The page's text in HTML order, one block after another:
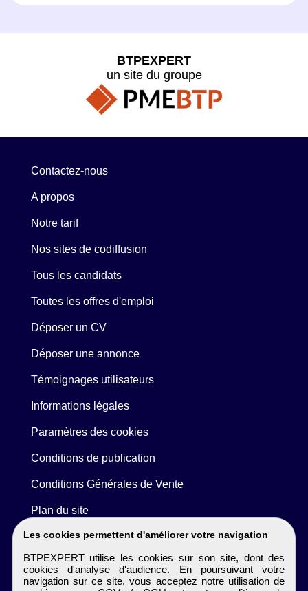
Les cookies permettent d'améliorer votre navigation
BTPEXPERT utilise les cookies sur son site, dont des
cookies d'analyse d'audience. En poursuivant votre
navigation sur ce site, vous acceptez notre utilisation de
BTPEXPERT
un site du groupe
Contactez-nous
A propos
Notre tarif
Nos sites de codiffusion
Tous les candidats
Toutes les offres d'emploi
Déposer un CV
Déposer une annonce
Témoignages utilisateurs
Informations légales
Paramètres des cookies
Conditions de publication
Conditions Générales de Vente
Plan du site